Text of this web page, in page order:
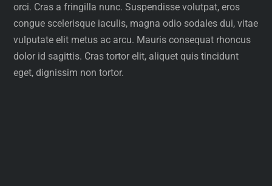
orci. Cras a fringilla nunc. Suspendisse volutpat, eros
congue scelerisque iaculis, magna odio sodales dui, vitae
vulputate elit metus ac arcu. Mauris consequat rhoncus
dolor id sagittis. Cras tortor elit, aliquet quis tincidunt
eget, dignissim non tortor.